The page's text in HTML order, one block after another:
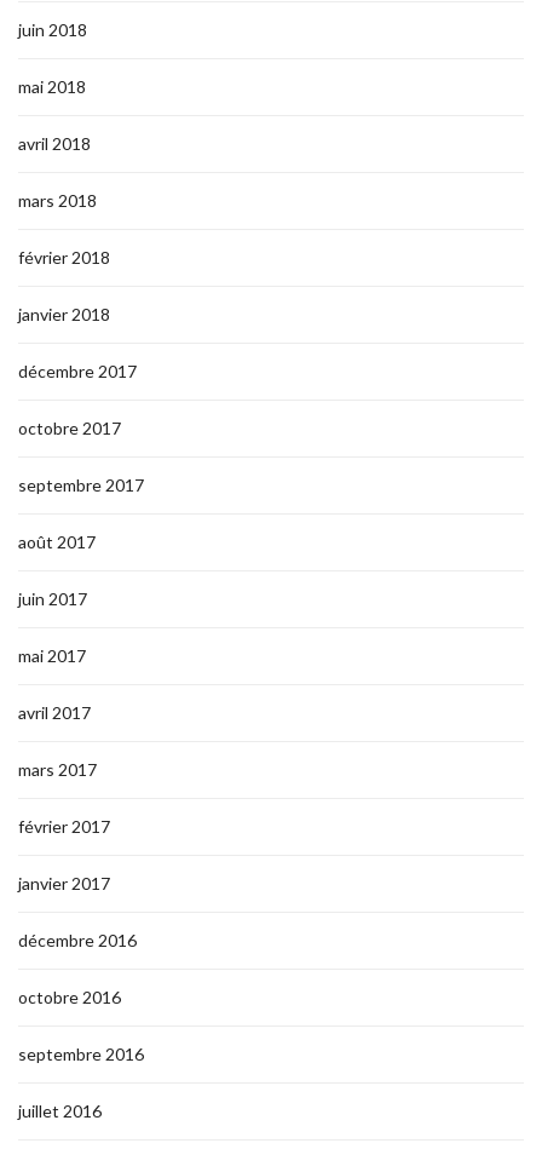
juin 2018
mai 2018
avril 2018
mars 2018
février 2018
janvier 2018
décembre 2017
octobre 2017
septembre 2017
août 2017
juin 2017
mai 2017
avril 2017
mars 2017
février 2017
janvier 2017
décembre 2016
octobre 2016
septembre 2016
juillet 2016